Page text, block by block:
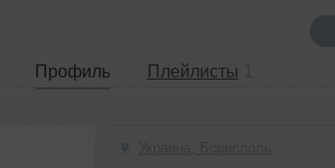
Профиль Плейлисты